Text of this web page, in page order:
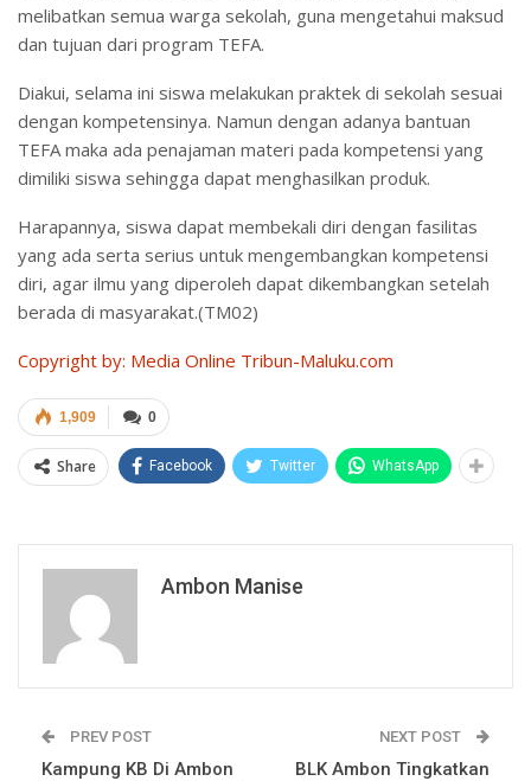
melibatkan semua warga sekolah, guna mengetahui maksud
dan tujuan dari program TEFA.
Diakui, selama ini siswa melakukan praktek di sekolah sesuai
dengan kompetensinya. Namun dengan adanya bantuan
TEFA maka ada penajaman materi pada kompetensi yang
dimiliki siswa sehingga dapat menghasilkan produk.
Harapannya, siswa dapat membekali diri dengan fasilitas
yang ada serta serius untuk mengembangkan kompetensi
diri, agar ilmu yang diperoleh dapat dikembangkan setelah
berada di masyarakat.(TM02)
Copyright by: Media Online Tribun-Maluku.com
0
1,909
Share Facebook Twitter WhatsApp
Ambon Manise
PREV POST
Kampung KB Di Ambon
NEXT POST
BLK Ambon Tingkatkan